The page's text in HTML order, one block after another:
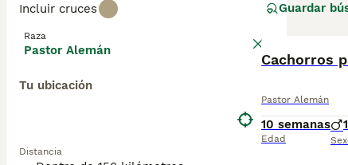
Incluir cruces
Raza
Pastor Alemán
Tu ubicación
Distancia
entorno
rastreo.
Guardar
Cachorros
Pastor Alemán
10 semanas
Edad
1